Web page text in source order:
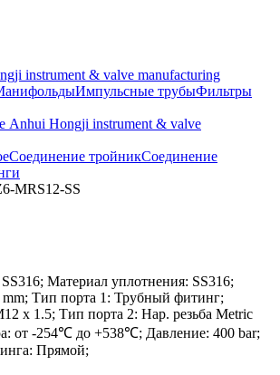
instrument & valve manufacturing
Импульсные трубыФильтры
Anhui Hongji instrument & valve
Соединение тройникСоединение
MRS12-SS
Материал уплотнения: SS316;
mm; Тип порта 1: Трубный фитинг;
x 1.5; Тип порта 2: Нар. резьба Metric
от -254℃ до +538℃; Давление: 400 bar;
Прямой;